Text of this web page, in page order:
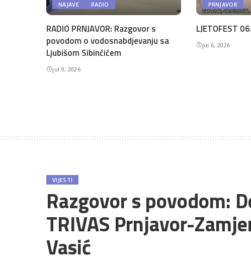
NAJAVE RADIO
RADIO PRNJAVOR: Razgovor s
povodom o vodosnabdjevanju sa
Ljubišom Sibinčićem
jul 9, 2026
PRNJAVOR
LJETOFEST
jul 6, 2026
VIJESTI
Razgovor s povodom:
TRIVAS Prnjavor-
Vasić